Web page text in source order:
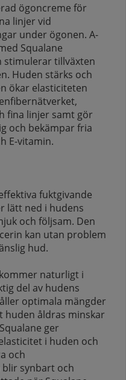
ögoncreme för
linjer vid
under ögonen. A-
Squalane
tillväxten
Huden stärks och
ökar elasticiteten
fina linjer samt gör
och bekämpar fria
E-vitamin.
fuktgivande
lätt ned i hudens
och följsam. Den
kan utan problem
hud.
naturligt i
del av hudens
optimala mängder
huden åldras minskar
ger
i huden och
och
synbart och